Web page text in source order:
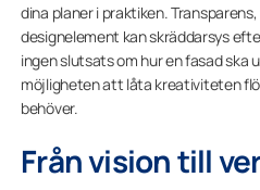
dina planer i praktiken.
designelement kan skräddarsys
ingen slutsats om hur en fasad ska
möjligheten att låta kreativiteten
behöver.
Från vision till